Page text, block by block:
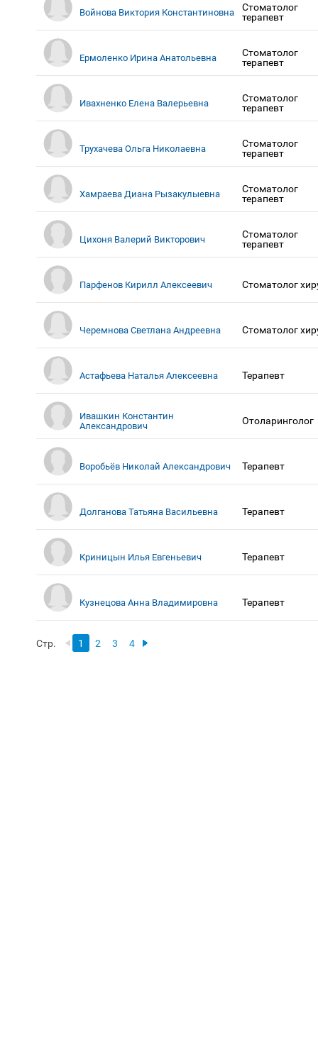
Войнова Виктория Константиновна
Стоматолог
терапевт
Ермоленко Ирина Анатольевна
Стоматолог
терапевт
Ивахненко Елена Валерьевна
Стоматолог
терапевт
Трухачева Ольга Николаевна
Стоматолог
терапевт
Хамраева Диана Рызакулыевна
Стоматолог
терапевт
Цихоня Валерий Викторович
Стоматолог
терапевт
Парфенов Кирилл Алексеевич Стоматолог
Черемнова Светлана Андреевна Стоматолог
Астафьева Наталья Алексеевна Терапевт
Ивашкин Константин
Александрович
Отоларинголог
Воробьёв Николай Александрович Терапевт
Долганова Татьяна Васильевна Терапевт
Криницын Илья Евгеньевич Терапевт
Кузнецова Анна Владимировна Терапевт
Стр. 1 2 3 4